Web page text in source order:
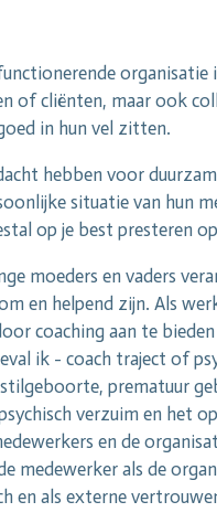
organisatie
of cliënten, maar ook
in hun vel zitten.
hebben voor
situatie van hun
op je best presteren
moeders en vaders
en helpend zijn. Als
coaching aan te
ik - coach traject of
prematuur
verzuim en het
en de
medewerker als de
en als externe